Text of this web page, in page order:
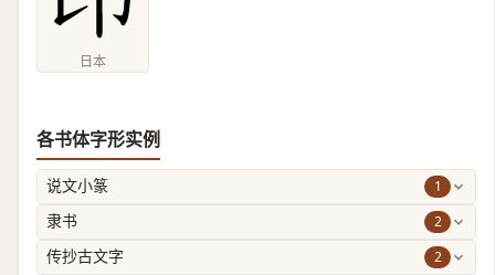
日本
各书体字形实例
说文小篆 1
隶书 2
传抄古文字 2